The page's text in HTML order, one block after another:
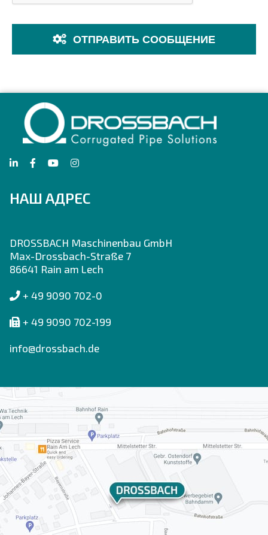
ОТПРАВИТЬ СООБЩЕНИЕ
НАШ АДРЕС
DROSSBACH Maschinenbau GmbH
Max-Drossbach-Straße 7
86641 Rain am Lech
+ 49 9090 702-0
+ 49 9090 702-199
info@drossbach.de